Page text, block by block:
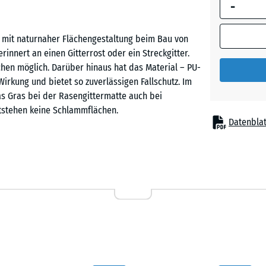
naturnaher Flächengestaltung beim Bau von
an einen Gitterrost oder ein Streckgitter.
möglich. Darüber hinaus hat das Material – PU-
und bietet so zuverlässigen Fallschutz. Im
Gras bei der Rasengittermatte auch bei
keine Schlammflächen.
die zusätzlich stabilisiert werden sollen.
elastisch und langlebig. Die offene Struktur
umrandete
anders
100
-